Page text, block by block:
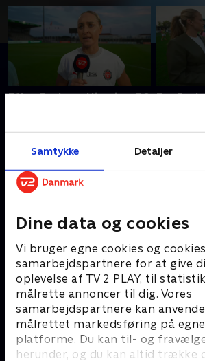
Samtykke Detaljer
Dine data og cookies
Vi bruger egne cookies og
samarbejdspartnere for at give
oplevelse af TV 2 PLAY, til
målrette annoncer til dig. Vores
samarbejdspartnere kan
målrettet markedsføring på
platforme. Du kan til- og
herunder, og du kan altid trække
Efter Fortuna Hjørring-FC
nyheder, analyser og interviews
4. august 2026 • 14 min
Før
nyheder,
Andre så også